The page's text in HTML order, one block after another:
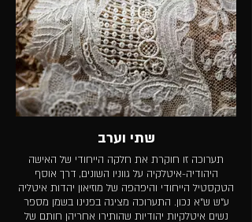
שתי וערב
תערוכה זו חוקרת את חלקה הייחודי של האישה
היהודיה-איטלקיה על גווניו השונים, דרך אוסף
הטקסטיל הייחודי והיפהפה של מוזיאון יהדות איטליה
ע"ש ש"א נכון. התערוכה מציגה בפנינו בשמן מספר
נשים איטלקיות יהודיות שהותירו אחריהן חותם של